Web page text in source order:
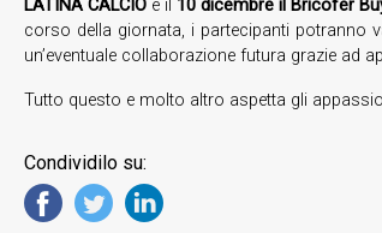
LATINA CALCIO e il 10 dicembre il Bricofer
corso della giornata, i partecipanti potranno
un’eventuale collaborazione futura grazie ad
Tutto questo e molto altro aspetta gli
Condividilo su: